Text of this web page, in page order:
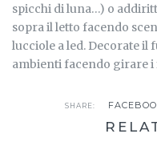
spicchi di luna…) o
sopra il letto facendo
lucciole a led. Decorate il
ambienti facendo girare
SHARE: